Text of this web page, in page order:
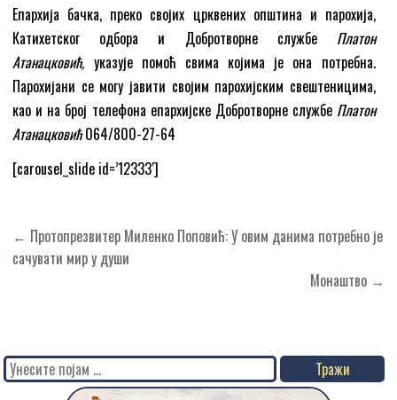
Епархија бачка, преко својих црквених општина и парохија,
Катихетског одбора и Добротворне службе Платон
Атанацковић, указује помоћ свима којима је она потребна.
Парохијани се могу јавити својим парохијским свештеницима,
као и на број телефона епархијске Добротворне службе Платон
Атанацковић064/800-27-64
[carousel_slide id=’12333′]
Кретање
чланка
← Протопрезвитер Миленко Поповић: У овим данима потребно је
сачувати мир у души
Монаштво →
Search
for: